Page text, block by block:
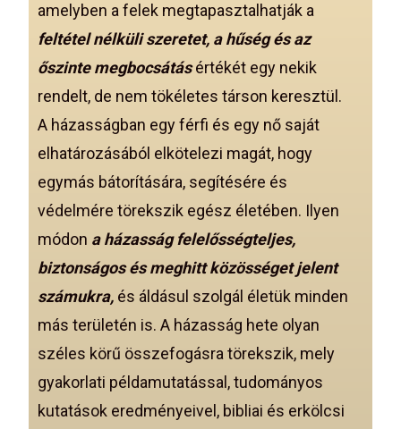
amelyben a felek megtapasztalhatják a
feltétel nélküli szeretet, a hűség és az
őszinte megbocsátásértékét egy nekik
rendelt, de nem tökéletes társon keresztül.
A házasságban egy férfi és egy nő saját
elhatározásából elkötelezi magát, hogy
egymás bátorítására, segítésére és
védelmére törekszik egész életében. Ilyen
módon a házasság felelősségteljes,
biztonságos és meghitt közösséget jelent
számukra, és áldásul szolgál életük minden
más területén is. A házasság hete olyan
széles körű összefogásra törekszik, mely
gyakorlati példamutatással, tudományos
kutatások eredményeivel, bibliai és erkölcsi